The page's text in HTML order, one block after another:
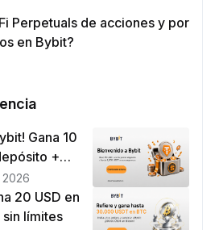
Perpetuals de acciones y por
en Bybit?
Gana 10
+
20 USD en
sin límites